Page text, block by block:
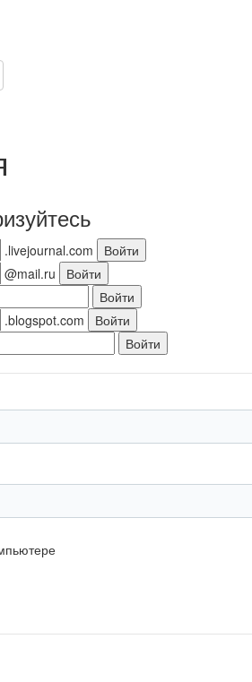
.livejournal.com
@mail.ru
.blogspot.com